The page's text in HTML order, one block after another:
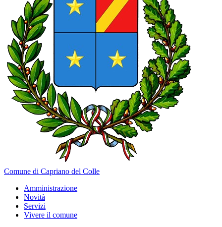
Comune di Capriano del Colle
Amministrazione
Novità
Servizi
Vivere il comune